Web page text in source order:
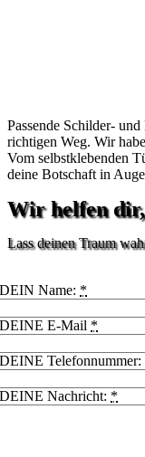
Passende Schilder-
richtigen Weg. Wir
Vom selbstklebenden
deine Botschaft in
Wir helfen
Lass deinen Traum
DEIN Name: *
DEINE E-Mail *
DEINE Telefonnummer:
DEINE Nachricht: *